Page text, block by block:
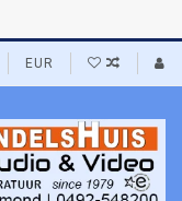
EUR